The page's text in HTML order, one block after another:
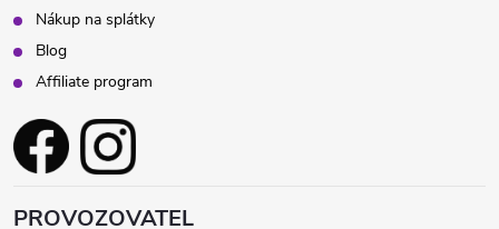
Nákup na splátky
Blog
Affiliate program
PROVOZOVATEL